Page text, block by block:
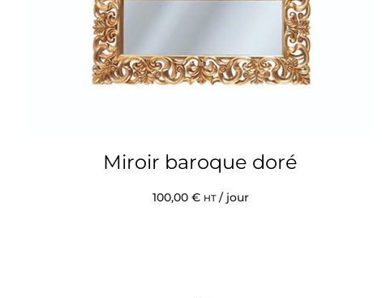
Miroir baroque doré
100,00 € HT/ jour